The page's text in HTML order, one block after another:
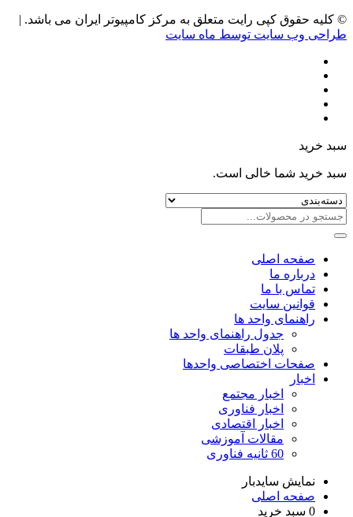
© کلیه حقوق کپی رایت متعلق به مرکز کامپیوتر ایران می باشد. |
طراحی وب سایت توسط ماه سایت
سبد خرید
سبد خرید شما خالی است.
صفحه اصلی
درباره ما
تماس با ما
قوانین سایت
راهنمای واحد ها
جدول راهنمای واحد ها
پلان طبقات
صفحات اختصاصی واحدها
اخبار
اخبار مجتمع
اخبار فناوری
اخبار اقتصادی
مقالات آموزشی
60 ثانیه فناوری
نمایش سایدبار
صفحه اصلی
0 سبد خرید